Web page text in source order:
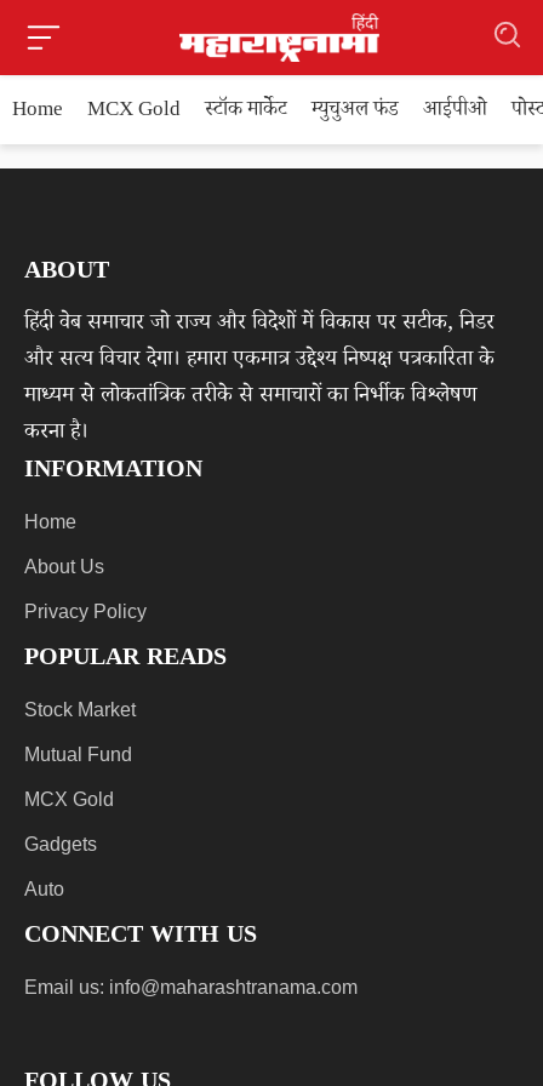
Home MCX Gold स्टॉक मार्केट म्युचुअल फंड आईपीओ
ABOUT
हिंदी वेब समाचार जो राज्य और विदेशों में विकास पर सटीक, निडर
और सत्य विचार देगा। हमारा एकमात्र उद्देश्य निष्पक्ष पत्रकारिता के
माध्यम से लोकतांत्रिक तरीके से समाचारों का निर्भीक विश्लेषण
करना है।
INFORMATION
Home
About Us
Privacy Policy
POPULAR READS
Stock Market
Mutual Fund
MCX Gold
Gadgets
Auto
CONNECT WITH US
Email us: info@maharashtranama.com